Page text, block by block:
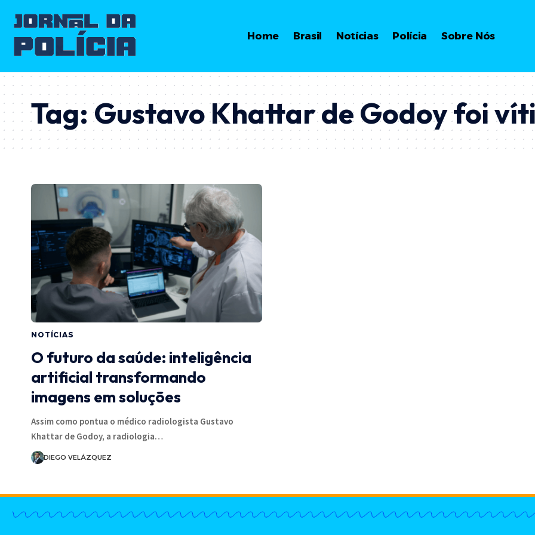
Home Brasil Notícias Polícia Sobre Nós
Tag:Gustavo Khattar de Godoy foi
NOTÍCIAS
O futuro da saúde: inteligência
artificial transformando
imagens em soluções
Assim como pontua o médico radiologista Gustavo
Khattar de Godoy, a radiologia…
DIEGO VELÁZQUEZ